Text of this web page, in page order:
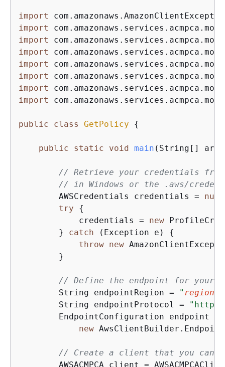
import
import
import
import
import
import
import
import
public class GetPolicy {
public static void main (String[]
// Retrieve your credentials
// in Windows or the .aws/
        AWSCredentials credentials =
null
try
{
            credentials =
new
        }
catch (Exception e) {
throw new
        }
// Define the endpoint for your
        String endpointRegion =
" region
        String endpointProtocol =
        EndpointConfiguration endpoint =
new
// Create a client that you can
AWSACMPCA client =